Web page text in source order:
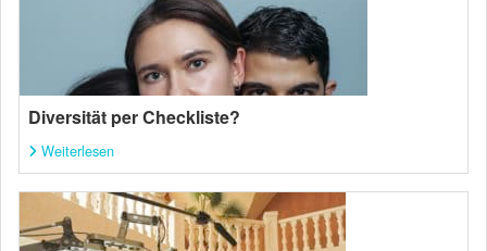
Diversität per Checkliste?
Weiterlesen